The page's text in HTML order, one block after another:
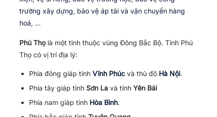
trường xây dựng, bảo vệ áp tải và vận chuyển hàng
hoá, …
Phú Thọlà một tỉnh thuộc vùng Đông Bắc Bộ. Tỉnh Phú
Thọ có vị trí địa lý:
Phía đông giáp tỉnh Vĩnh Phúc và thủ đô Hà Nội.
Phía tây giáp tỉnh Sơn La và tỉnh Yên Bái
Phía nam giáp tỉnh Hòa Bình.